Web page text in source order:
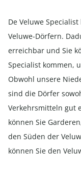
De Veluwe
Veluwe-Dörfern.
erreichbar und Sie
Specialist kommen,
Obwohl unsere
sind die Dörfer
Verkehrsmitteln gut
können Sie
den Süden der
können Sie den